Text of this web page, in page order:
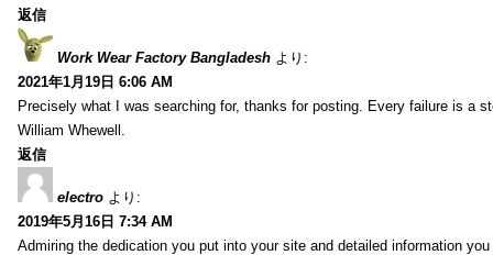
返信
Work Wear Factory Bangladesh より:
2021年1月19日 6:06 AM
Precisely what I was searching for, thanks for posting. Every failure is a
William Whewell.
返信
electro より:
2019年5月16日 7:34 AM
Admiring the dedication you put into your site and detailed information you